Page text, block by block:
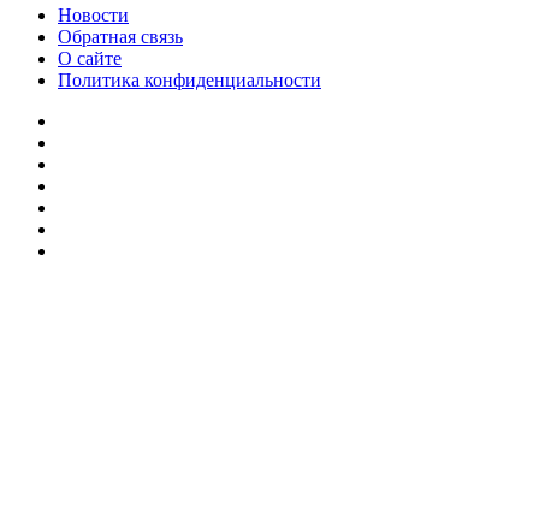
Новости
Обратная связь
О сайте
Политика конфиденциальности